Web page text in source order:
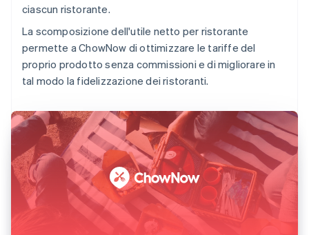
ciascun ristorante.
La scomposizione dell'utile netto per ristorante
permette a ChowNow di ottimizzare le tariffe del
proprio prodotto senza commissioni e di migliorare in
tal modo la fidelizzazione dei ristoranti.